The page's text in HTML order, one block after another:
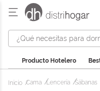
¿Qué necesitas para
Producto Hotelero
Cama Lencería Sábanas